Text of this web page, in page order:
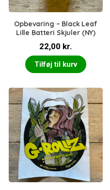
Opbevaring – Black Leaf
Lille Batteri Skjuler (NY)
22,00 kr.
Tilføj til kurv